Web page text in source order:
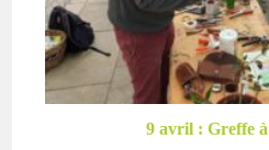
9 avril : Greffe